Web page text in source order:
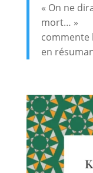
« On ne
mort… »
commente
en